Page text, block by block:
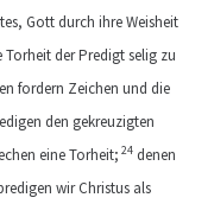
Gott durch ihre Weisheit
der Predigt selig zu
fordern Zeichen und die
den gekreuzigten
eine Torheit; 24 denen
wir Christus als